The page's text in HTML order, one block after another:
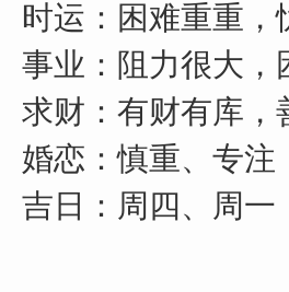
时运：困难重重
事业：阻力很大，
求财：有财有库，
婚恋：慎重、专注
吉日：周四、周一